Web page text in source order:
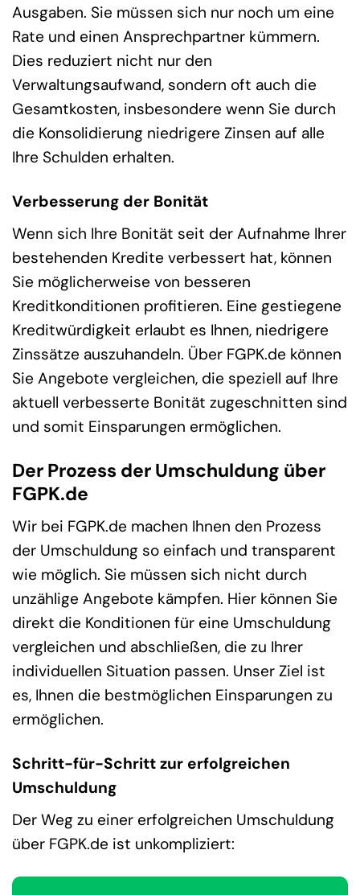
Ausgaben. Sie müssen sich nur noch um eine
Rate und einen Ansprechpartner kümmern.
Dies reduziert nicht nur den
Verwaltungsaufwand, sondern oft auch die
Gesamtkosten, insbesondere wenn Sie durch
die Konsolidierung niedrigere Zinsen auf alle
Ihre Schulden erhalten.
Verbesserung der Bonität
Wenn sich Ihre Bonität seit der Aufnahme Ihrer
bestehenden Kredite verbessert hat, können
Sie möglicherweise von besseren
Kreditkonditionen profitieren. Eine gestiegene
Kreditwürdigkeit erlaubt es Ihnen, niedrigere
Zinssätze auszuhandeln. Über FGPK.de können
Sie Angebote vergleichen, die speziell auf Ihre
aktuell verbesserte Bonität zugeschnitten sind
und somit Einsparungen ermöglichen.
Der Prozess der Umschuldung über
FGPK.de
Wir bei FGPK.de machen Ihnen den Prozess
der Umschuldung so einfach und transparent
wie möglich. Sie müssen sich nicht durch
unzählige Angebote kämpfen. Hier können Sie
direkt die Konditionen für eine Umschuldung
vergleichen und abschließen, die zu Ihrer
individuellen Situation passen. Unser Ziel ist
es, Ihnen die bestmöglichen Einsparungen zu
ermöglichen.
Schritt-für-Schritt zur erfolgreichen
Umschuldung
Der Weg zu einer erfolgreichen Umschuldung
über FGPK.de ist unkompliziert: